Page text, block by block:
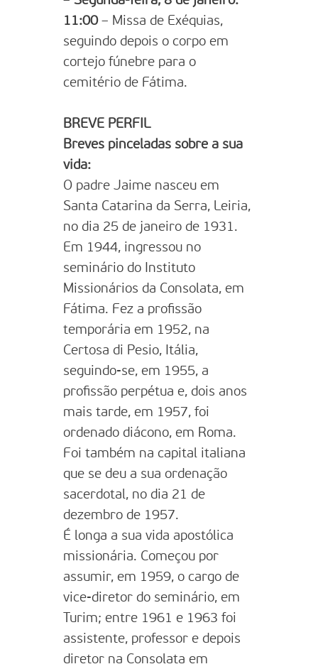
11:00– Missa de Exéquias,
seguindo depois o corpo em
cortejo fúnebre para o
cemitério de Fátima.
BREVE PERFIL
Breves pinceladas sobre a sua
vida:
O padre Jaime nasceu em
Santa Catarina da Serra, Leiria,
no dia 25 de janeiro de 1931.
Em 1944, ingressou no
seminário do Instituto
Missionários da Consolata, em
Fátima. Fez a profissão
temporária em 1952, na
Certosa di Pesio, Itália,
seguindo-se, em 1955, a
profissão perpétua e, dois anos
mais tarde, em 1957, foi
ordenado diácono, em Roma.
Foi também na capital italiana
que se deu a sua ordenação
sacerdotal, no dia 21 de
dezembro de 1957.
É longa a sua vida apostólica
missionária. Começou por
assumir, em 1959, o cargo de
vice-diretor do seminário, em
Turim; entre 1961 e 1963 foi
assistente, professor e depois
diretor na Consolata em